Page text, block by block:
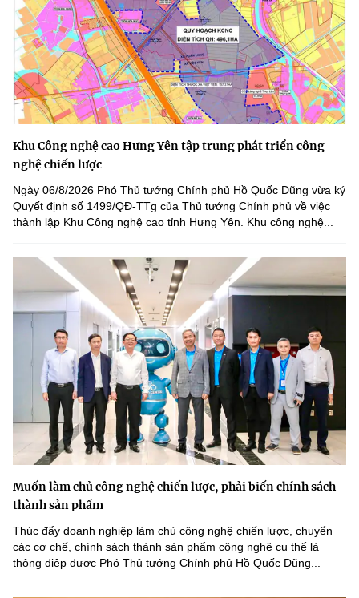
Khu Công nghệ cao Hưng Yên tập trung phát triển công
nghệ chiến lược
Ngày 06/8/2026 Phó Thủ tướng Chính phủ Hồ Quốc Dũng vừa ký
Quyết định số 1499/QĐ-TTg của Thủ tướng Chính phủ về việc
thành lập Khu Công nghệ cao tỉnh Hưng Yên. Khu công nghệ...
Muốn làm chủ công nghệ chiến lược, phải biến chính sách
thành sản phẩm
Thúc đẩy doanh nghiệp làm chủ công nghệ chiến lược, chuyển
các cơ chế, chính sách thành sản phẩm công nghệ cụ thể là
thông điệp được Phó Thủ tướng Chính phủ Hồ Quốc Dũng...